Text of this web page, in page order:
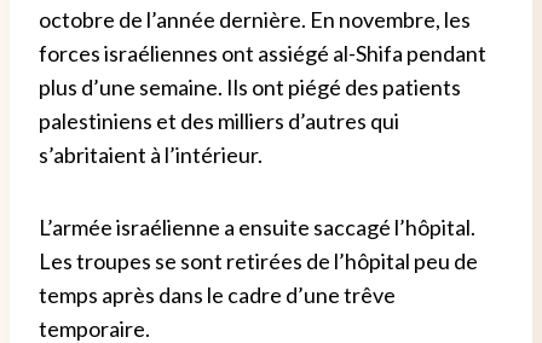
octobre de l’année dernière. En novembre, les
forces israéliennes ont assiégé al-Shifa pendant
plus d’une semaine. Ils ont piégé des patients
palestiniens et des milliers d’autres qui
s’abritaient à l’intérieur.
L’armée israélienne a ensuite saccagé l’hôpital.
Les troupes se sont retirées de l’hôpital peu de
temps après dans le cadre d’une trêve
temporaire.